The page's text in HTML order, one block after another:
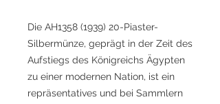
Die AH1358 (1939) 20-Piaster-
Silbermünze, geprägt in der Zeit des
Aufstiegs des Königreichs Ägypten
zu einer modernen Nation, ist ein
repräsentatives und bei Sammlern